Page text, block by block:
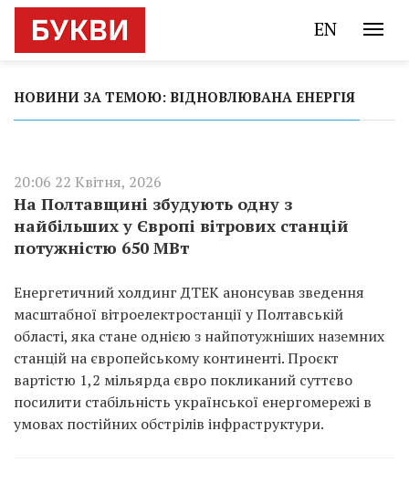
EN
НОВИНИ ЗА ТЕМОЮ: ВІДНОВЛЮВАНА ЕНЕРГІЯ
20:06 22 Квітня, 2026
На Полтавщині збудують одну з
найбільших у Європі вітрових станцій
потужністю 650 МВт
Енергетичний холдинг ДТЕК анонсував зведення
масштабної вітроелектростанції у Полтавській
області, яка стане однією з найпотужніших наземних
станцій на європейському континенті. Проєкт
вартістю 1,2 мільярда євро покликаний суттєво
посилити стабільність української енергомережі в
умовах постійних обстрілів інфраструктури.